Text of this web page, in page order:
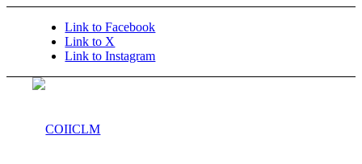
Link to Facebook
Link to X
Link to Instagram